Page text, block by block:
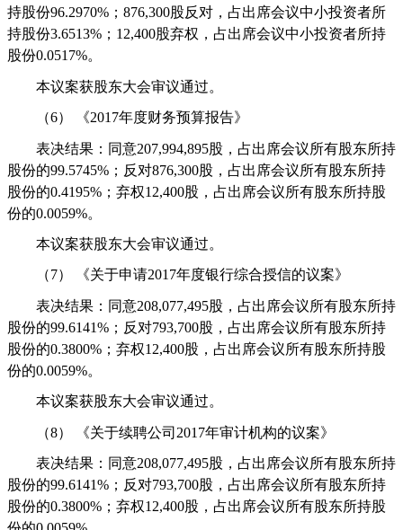
持股份96.2970% ； 876,300股反对，占出席会议中小投资者所
持股份3.6513% ； 12,400股弃权，占出席会议中小投资者所持
股份0.0517%。
本议案获股东大会审议通过。
（6） 《2017年度财务预算报告》
表决结果：同意207,994,895股，占出席会议所有股东所持
股份的99.5745% ；反对876,300股，占出席会议所有股东所持
股份的0.4195% ；弃权12,400股，占出席会议所有股东所持股
份的0.0059%。
本议案获股东大会审议通过。
（7） 《关于申请2017年度银行综合授信的议案》
表决结果：同意208,077,495股，占出席会议所有股东所持
股份的99.6141% ；反对793,700股，占出席会议所有股东所持
股份的0.3800% ；弃权12,400股，占出席会议所有股东所持股
份的0.0059%。
本议案获股东大会审议通过。
（8） 《关于续聘公司 2017年审计机构的议案》
表决结果：同意208,077,495股，占出席会议所有股东所持
股份的99.6141% ；反对793,700股，占出席会议所有股东所持
股份的0.3800% ；弃权12,400股，占出席会议所有股东所持股